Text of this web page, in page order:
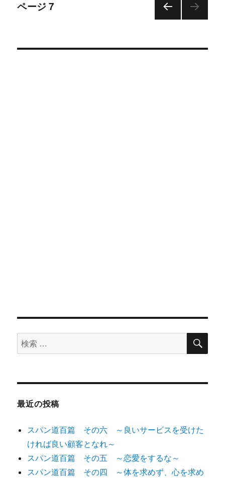
目
投
ナ
ページ7
検
索
象:
検
最近の投稿
スパン道百篇 その六 ～良いサービスを受けた
ければ良い顧客となれ～
スパン道百篇 その五 ～恋愛をするな～
スパン道百篇 その四 ～体を求めず、心を求め